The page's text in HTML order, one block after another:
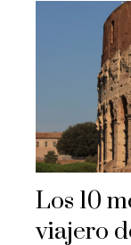
Los 10
viajero